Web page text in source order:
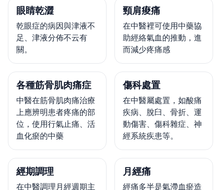
眼睛乾澀
乾眼症的病因與津液不
足、津液分佈不云有
關。
頸肩痠痛
在中醫裡可使用中藥協
助經絡氣血的推動，進
而減少疼痛感
各種筋骨肌肉痛症
中醫在筋骨肌肉痛治療
上應辨明患者疼痛的部
位，使用行氣止痛、活
血化瘀的中藥
傷科處置
在中醫屬處置，如酸痛
疾病、脫臼、骨折、運
動傷害、傷科雜症、神
經系統疾患等。
經期調理
在中醫調理月經週期主
月經痛
經痛多半是氣滯血瘀造